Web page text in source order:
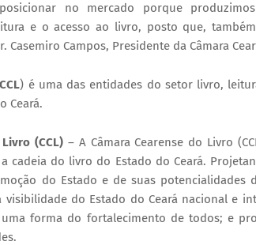
no mercado porque
e o acesso ao livro, posto que,
Casemiro Campos, Presidente da Câmara
) é uma das entidades do setor livro,
Ceará.
(CCL)– A Câmara Cearense do Livro
cadeia do livro do Estado do Ceará.
do Estado e de suas
do Estado do Ceará nacional e
forma do fortalecimento de todos; e